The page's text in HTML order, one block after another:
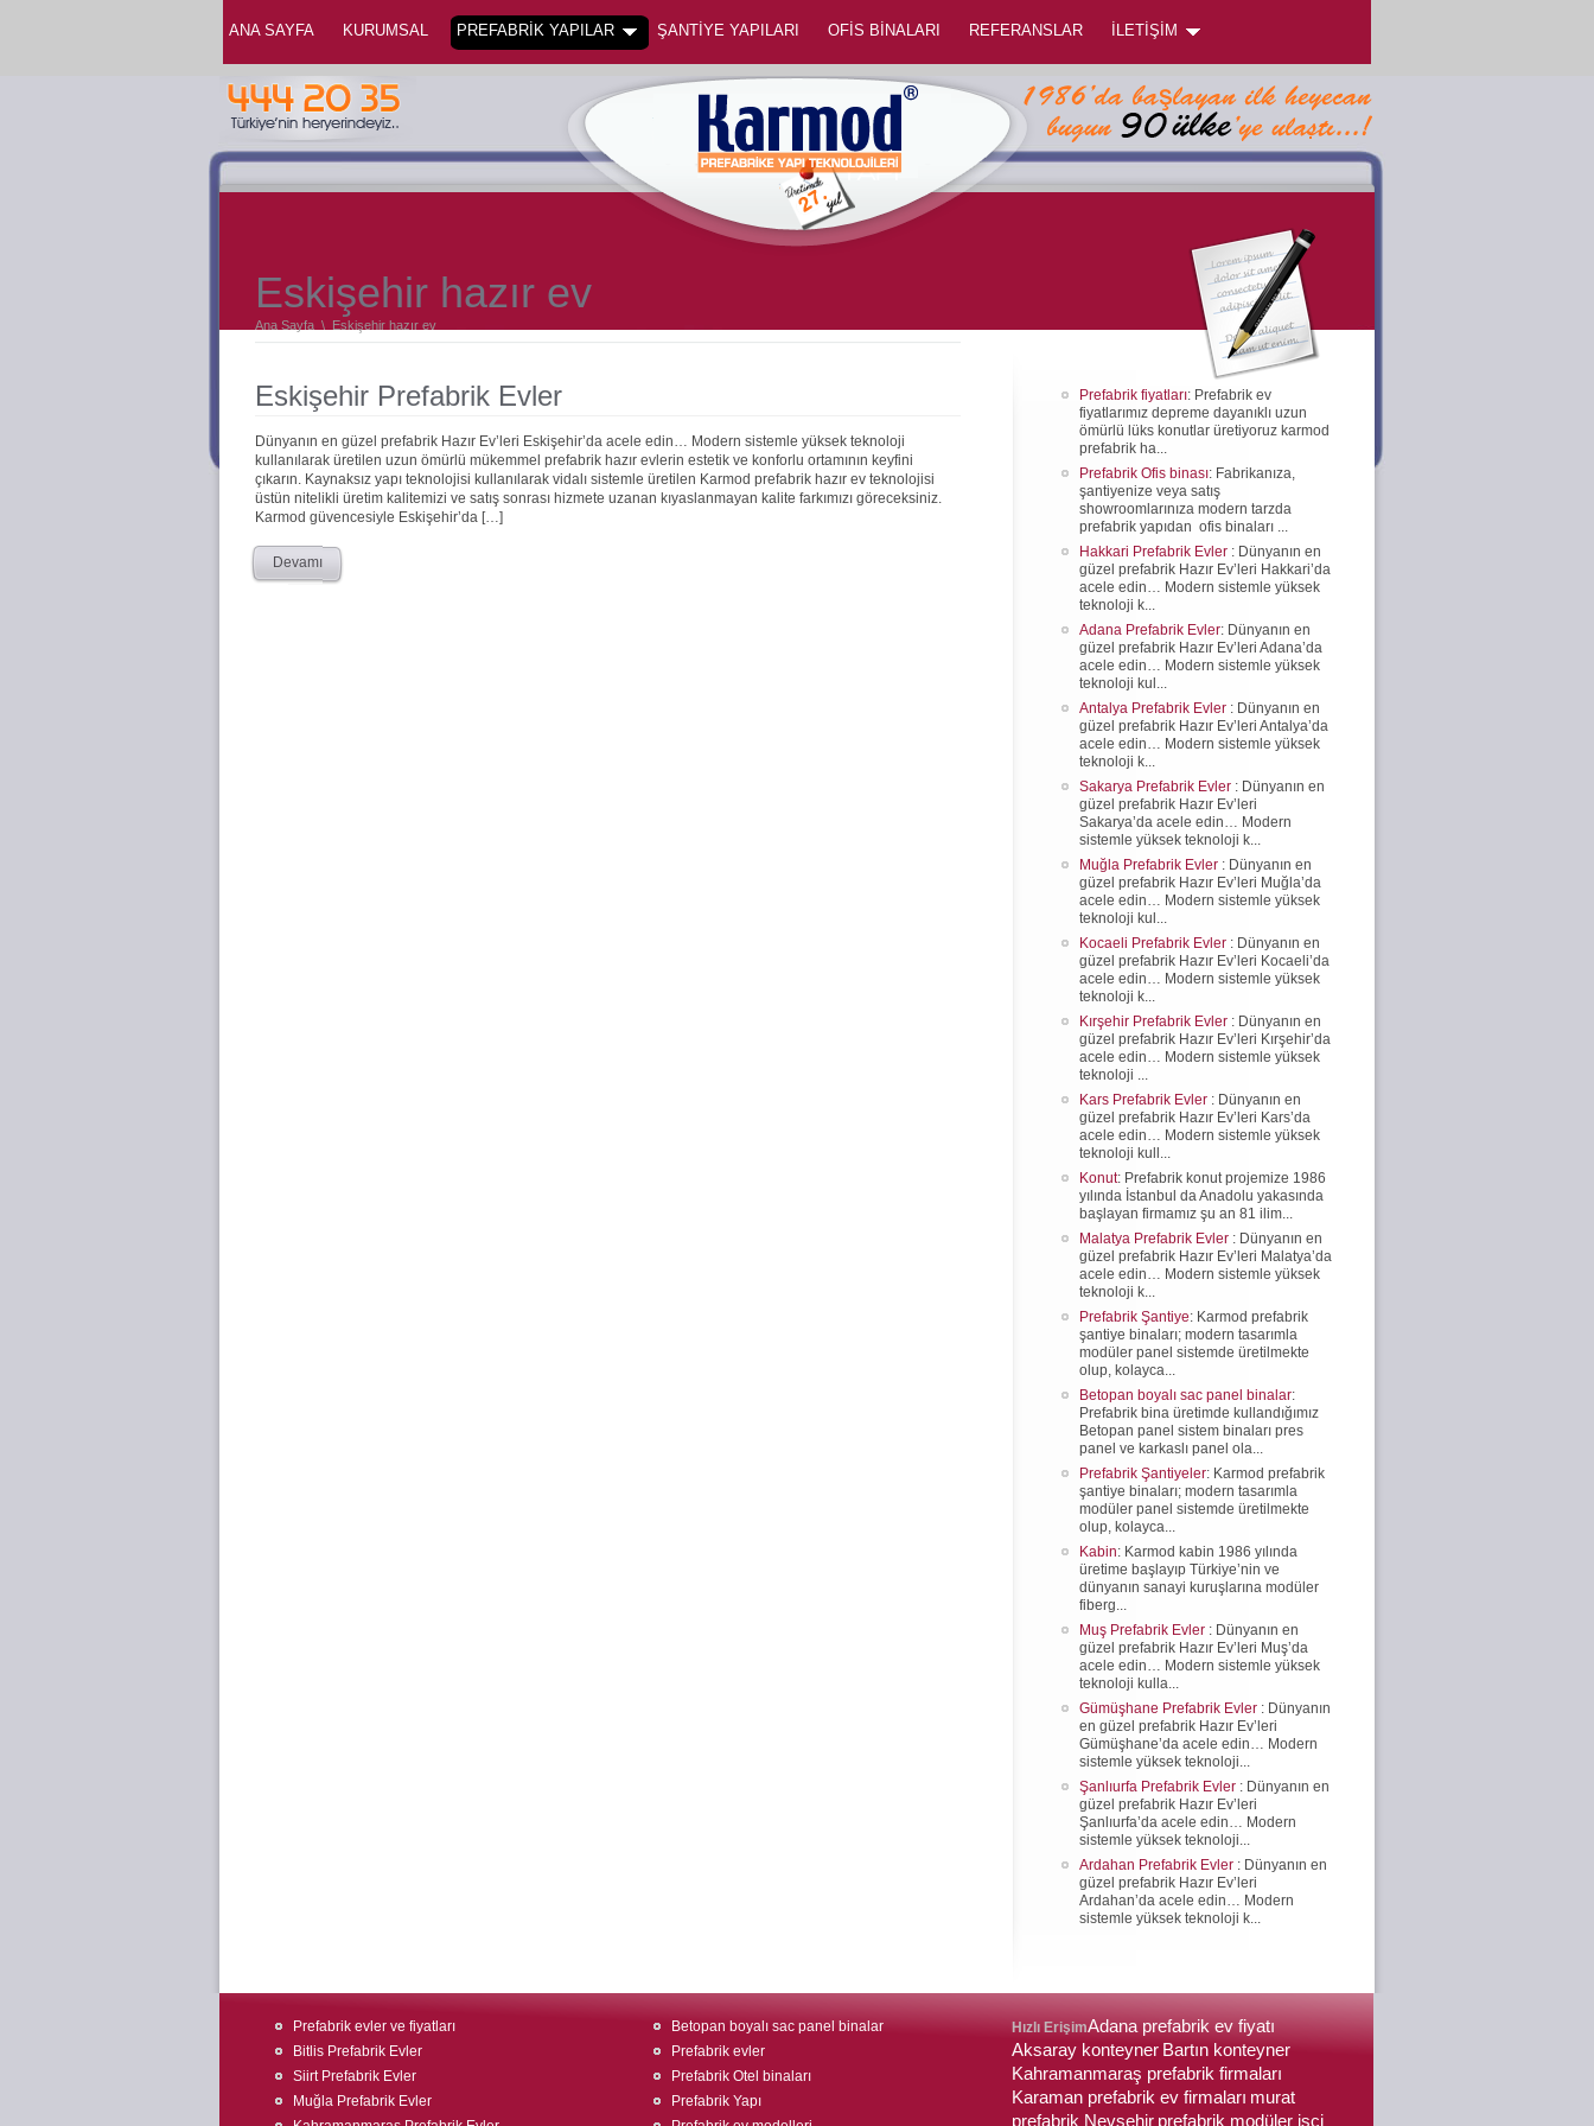
ANA SAYFA KURUMSAL PREFABRİK YAPILAR ŞANTİYE YAPILARI OFİS BİNALARI REFERANSLAR İLETİŞİM
Eskişehir hazır ev
Ana Sayfa \ Eskişehir hazır ev
Eskişehir Prefabrik Evler
Dünyanın en güzel prefabrik Hazır Ev’leri Eskişehir’da acele edin… Modern sistemle yüksek teknoloji
kullanılarak üretilen uzun ömürlü mükemmel prefabrik hazır evlerin estetik ve konforlu ortamının keyfini
çıkarın. Kaynaksız yapı teknolojisi kullanılarak vidalı sistemle üretilen Karmod prefabrik hazır ev teknolojisi
üstün nitelikli üretim kalitemizi ve satış sonrası hizmete uzanan kıyaslanmayan kalite farkımızı göreceksiniz.
Karmod güvencesiyle Eskişehir’da […]
Devamı
Prefabrik fiyatları: Prefabrik ev
fiyatlarımız depreme dayanıklı uzun
ömürlü lüks konutlar üretiyoruz karmod
prefabrik ha...
Prefabrik Ofis binası: Fabrikanıza,
şantiyenize veya satış
showroomlarınıza modern tarzda
prefabrik yapıdan ofis binaları ...
Hakkari Prefabrik Evler : Dünyanın en
güzel prefabrik Hazır Ev’leri Hakkari’da
acele edin… Modern sistemle yüksek
teknoloji k...
Adana Prefabrik Evler: Dünyanın en
güzel prefabrik Hazır Ev’leri Adana’da
acele edin… Modern sistemle yüksek
teknoloji kul...
Antalya Prefabrik Evler : Dünyanın en
güzel prefabrik Hazır Ev’leri Antalya’da
acele edin… Modern sistemle yüksek
teknoloji k...
Sakarya Prefabrik Evler : Dünyanın en
güzel prefabrik Hazır Ev’leri
Sakarya’da acele edin… Modern
sistemle yüksek teknoloji k...
Muğla Prefabrik Evler : Dünyanın en
güzel prefabrik Hazır Ev’leri Muğla’da
acele edin… Modern sistemle yüksek
teknoloji kul...
Kocaeli Prefabrik Evler : Dünyanın en
güzel prefabrik Hazır Ev’leri Kocaeli’da
acele edin… Modern sistemle yüksek
teknoloji k...
Kırşehir Prefabrik Evler : Dünyanın en
güzel prefabrik Hazır Ev’leri Kırşehir’da
acele edin… Modern sistemle yüksek
teknoloji ...
Kars Prefabrik Evler : Dünyanın en
güzel prefabrik Hazır Ev’leri Kars’da
acele edin… Modern sistemle yüksek
teknoloji kull...
Konut: Prefabrik konut projemize 1986
yılında İstanbul da Anadolu yakasında
başlayan firmamız şu an 81 ilim...
Malatya Prefabrik Evler : Dünyanın en
güzel prefabrik Hazır Ev’leri Malatya’da
acele edin… Modern sistemle yüksek
teknoloji k...
Prefabrik Şantiye: Karmod prefabrik
şantiye binaları; modern tasarımla
modüler panel sistemde üretilmekte
olup, kolayca...
Betopan boyalı sac panel binalar:
Prefabrik bina üretimde kullandığımız
Betopan panel sistem binaları pres
panel ve karkaslı panel ola...
Prefabrik Şantiyeler: Karmod prefabrik
şantiye binaları; modern tasarımla
modüler panel sistemde üretilmekte
olup, kolayca...
Kabin: Karmod kabin 1986 yılında
üretime başlayıp Türkiye’nin ve
dünyanın sanayi kuruşlarına modüler
fiberg...
Muş Prefabrik Evler : Dünyanın en
güzel prefabrik Hazır Ev’leri Muş’da
acele edin… Modern sistemle yüksek
teknoloji kulla...
Gümüşhane Prefabrik Evler : Dünyanın
en güzel prefabrik Hazır Ev’leri
Gümüşhane’da acele edin… Modern
sistemle yüksek teknoloji...
Şanlıurfa Prefabrik Evler : Dünyanın en
güzel prefabrik Hazır Ev’leri
Şanlıurfa’da acele edin… Modern
sistemle yüksek teknoloji...
Ardahan Prefabrik Evler : Dünyanın en
güzel prefabrik Hazır Ev’leri
Ardahan’da acele edin… Modern
sistemle yüksek teknoloji k...
Prefabrik evler ve fiyatları
Bitlis Prefabrik Evler
Siirt Prefabrik Evler
Muğla Prefabrik Evler
Betopan boyalı sac panel binalar
Prefabrik evler
Prefabrik Otel binaları
Prefabrik Yapı
Hızlı ErişimAdana prefabrik ev fiyatı
Aksaray konteyner Bartın konteyner
Kahramanmaraş prefabrik firmaları
Karaman prefabrik ev firmaları murat
prefabrik Nevşehir prefabrik modüler işçi